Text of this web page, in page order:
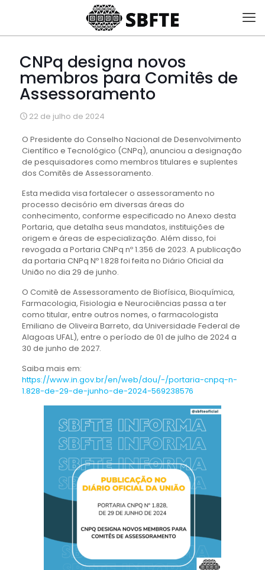
CNPq designa novos
membros para Comitês de
Assessoramento
22 de julho de 2024
O Presidente do Conselho Nacional de Desenvolvimento
Científico e Tecnológico (CNPq), anunciou a designação
de pesquisadores como membros titulares e suplentes
dos Comitês de Assessoramento.
Esta medida visa fortalecer o assessoramento no
processo decisório em diversas áreas do
conhecimento, conforme especificado no Anexo desta
Portaria, que detalha seus mandatos, instituições de
origem e áreas de especialização. Além disso, foi
revogada a Portaria CNPq nº 1.356 de 2023. A publicação
da portaria CNPq Nº 1.828 foi feita no Diário Oficial da
União no dia 29 de junho.
O Comitê de Assessoramento de Biofísica, Bioquímica,
Farmacologia, Fisiologia e Neurociências passa a ter
como titular, entre outros nomes, o farmacologista
Emiliano de Oliveira Barreto, da Universidade Federal de
Alagoas UFAL), entre o período de 01 de julho de 2024 a
30 de junho de 2027.
Saiba mais em:
https://www.in.gov.br/en/web/dou/-/portaria-cnpq-n-
1.828-de-29-de-junho-de-2024-569238576